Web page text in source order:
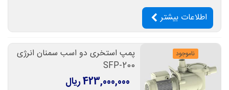
اطلاعات بیشتر
ناموجود
پمپ استخری دو اسب سمنان انرژی
SFP-200
423,000,000 ریال